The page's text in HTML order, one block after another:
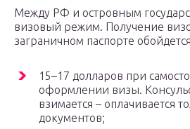
Между РФ и островным
визовый режим. Получение
заграничном паспорте
15–17 долларов при
оформлении визы.
взимается – оплачивается
документов;